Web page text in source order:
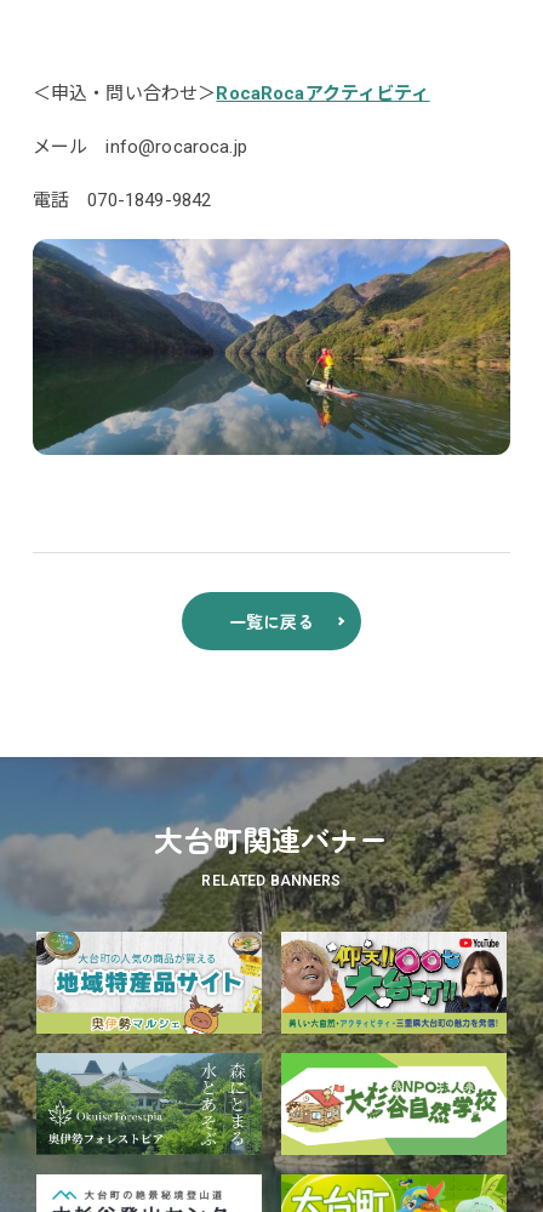
＜申込・問い合わせ＞RocaRocaアクティビティ
メール info@rocaroca.jp
電話 070-1849-9842
一覧に戻る
大台町関連バナー
RELATED BANNERS